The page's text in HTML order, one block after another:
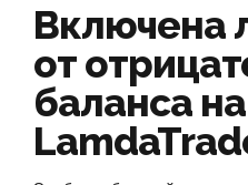
Включена
от
баланса на